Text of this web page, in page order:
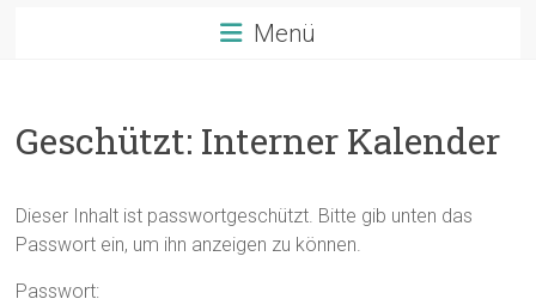
Menü
Geschützt: Interner Kalender
Dieser Inhalt ist passwortgeschützt. Bitte gib unten das
Passwort ein, um ihn anzeigen zu können.
Passwort: